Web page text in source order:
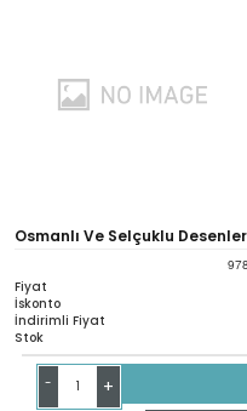
Osmanlı Ve Selçuklu
Fiyat
İskonto
İndirimli Fiyat
Stok
- +